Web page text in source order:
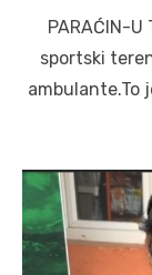
PARAĆIN-
sportski
ambulante.To